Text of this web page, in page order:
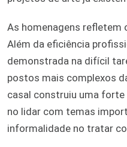
As homenagens refletem
Além da eficiência
demonstrada na difícil
postos mais complexos
casal construiu uma
no lidar com temas
informalidade no tratar